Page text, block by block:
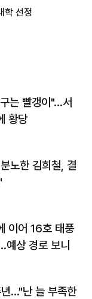
학 선정
는 빨갱이"…서
황당
노한 김희철, 결
이어 16호 태풍
상 경로 보니
…"난 늘 부족한